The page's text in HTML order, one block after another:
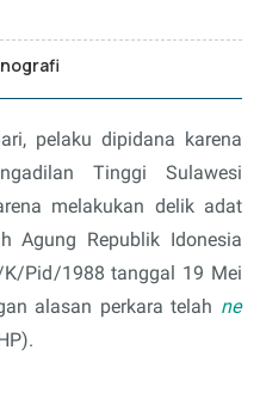
pelaku dipidana karena
Tinggi Sulawesi
melakukan delik adat
Agung Republik Idonesia
Pid/1988 tanggal 19 Mei
alasan perkara telah ne